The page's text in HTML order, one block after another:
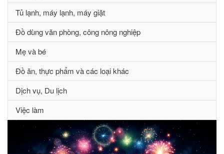
Tủ lạnh, máy lạnh, máy giặt
Đồ dùng văn phòng, công nông nghiệp
Mẹ và bé
Đồ ăn, thực phẩm và các loại khác
Dịch vụ, Du lịch
Việc làm